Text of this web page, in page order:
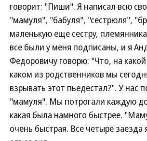
говорит: "Пиши". Я написал всю
"мамуля", "бабуля", "сестрюля",
маленькую еще сестру,
все были у меня подписаны, и я
Федоровичу говорю: "Что, на
каком из родственников мы
взрывать этот пьедестал?". У нас
"мамуля". Мы потрогали каждую
какая была намного быстрее.
очень быстрая. Все четыре заезда